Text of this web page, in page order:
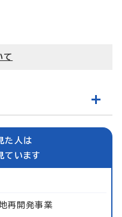
て
た人は
ています
再開発事業